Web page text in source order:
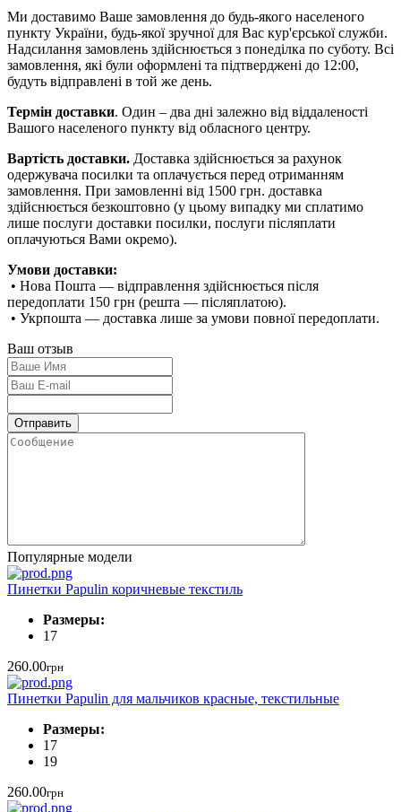
Ми доставимо Ваше замовлення до будь-якого населеного
пункту України, будь-якої зручної для Вас кур'єрської служби.
Надсилання замовлень здійснюється з понеділка по суботу. Всі
замовлення, які були оформлені та підтверджені до 12:00,
будуть відправлені в той же день.
Термін доставки. Один – два дні залежно від віддаленості
Вашого населеного пункту від обласного центру.
Вартість доставки. Доставка здійснюється за рахунок
одержувача посилки та оплачується перед отриманням
замовлення. При замовленні від 1500 грн. доставка
здійснюється безкоштовно (у цьому випадку ми сплатимо
лише послуги доставки посилки, послуги післяплати
оплачуються Вами окремо).
Умови доставки:
• Нова Пошта — відправлення здійснюється після
передоплати 150 грн (решта — післяплатою).
• Укрпошта — доставка лише за умови повної передоплати.
Ваш отзыв
Популярные модели
Пинетки Papulin коричневые текстиль
Размеры:
17
260.00грн
Пинетки Papulin для мальчиков красные, текстильные
Размеры:
17
19
260.00грн